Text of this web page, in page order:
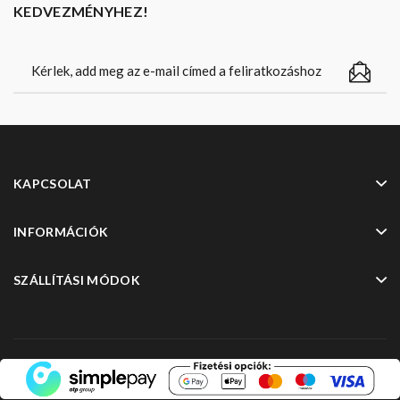
KEDVEZMÉNYHEZ!
KAPCSOLAT
INFORMÁCIÓK
SZÁLLÍTÁSI MÓDOK